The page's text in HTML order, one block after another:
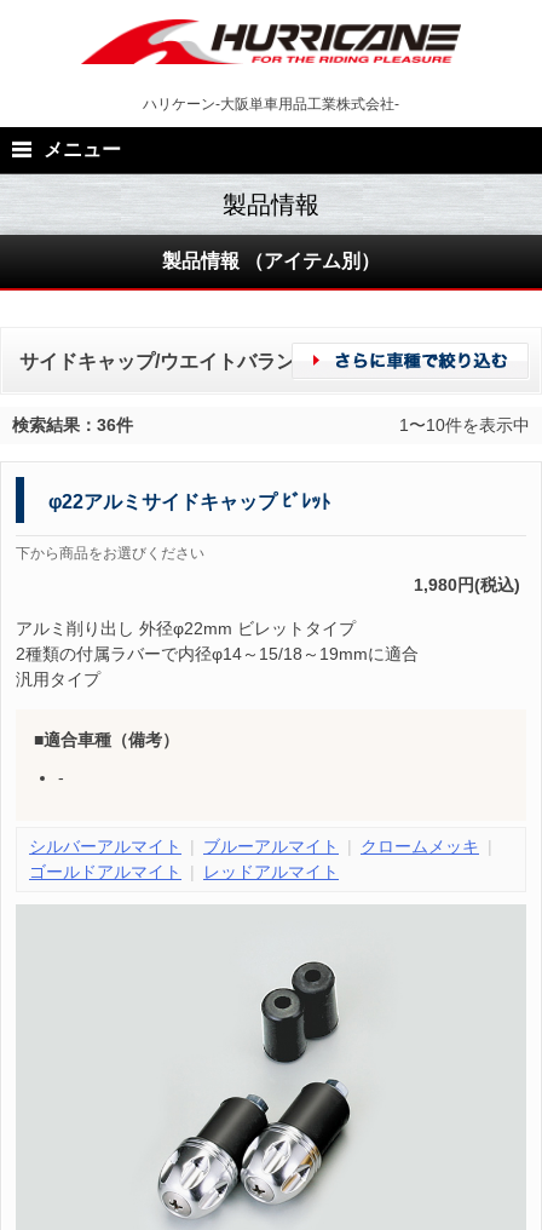
ハリケーン-大阪単車用品工業株式会社-
メニュー
製品情報 （アイテム別）
サイドキャップ/ウエイトバランサーの製品一覧
検索結果：36件 1〜10件を表示中
φ22アルミサイドキャップ ﾋﾞﾚｯﾄ
下から商品をお選びください
1,980円(税込)
アルミ削り出し 外径φ22mm ビレットタイプ
2種類の付属ラバーで内径φ14～15/18～19mmに適合
汎用タイプ
適合車種（備考）
-
シルバーアルマイト ブルーアルマイト
クロームメッキ
ゴールドアルマイト
レッドアルマイト